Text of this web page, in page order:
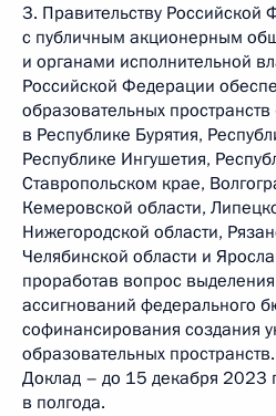
3. Правительству Российской
с публичным акционерным
и органами исполнительной
Российской Федерации
образовательных
в Республике Бурятия,
Республике Ингушетия,
Ставропольском крае,
Кемеровской области,
Нижегородской области,
Челябинской области и
проработав вопрос
ассигнований федерального
софинансирования создания
образовательных пространств.
Доклад – до 15 декабря 2023
в полгода.